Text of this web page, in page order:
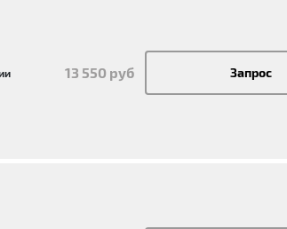
13 550 руб Запрос